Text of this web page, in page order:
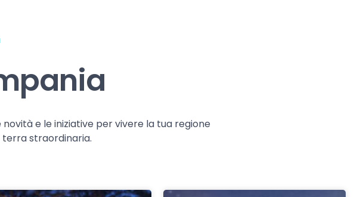
e le iniziative per vivere la tua regione
terra straordinaria.